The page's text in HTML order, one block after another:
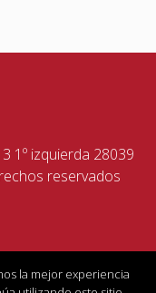
1º izquierda 28039
reservados
la mejor experiencia